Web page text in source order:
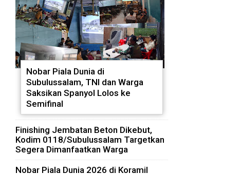
Nobar Piala Dunia di
Subulussalam, TNI dan Warga
Saksikan Spanyol Lolos ke
Semifinal
Finishing Jembatan Beton Dikebut,
Kodim 0118/Subulussalam Targetkan
Segera Dimanfaatkan Warga
Nobar Piala Dunia 2026 di Koramil